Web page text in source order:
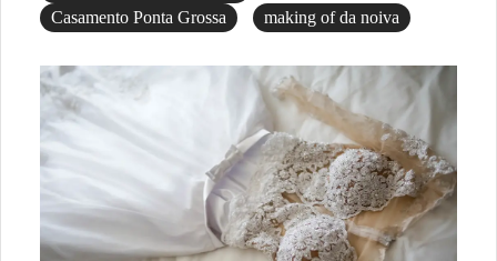
Casamento Ponta Grossa
making of da noiva